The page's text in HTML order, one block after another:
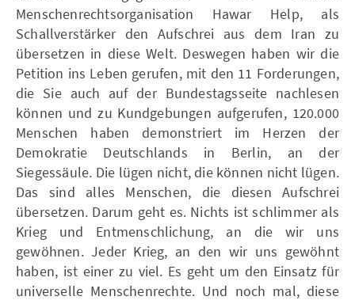
Menschenrechtsorganisation Hawar Help, als
Schallverstärker den Aufschrei aus dem Iran zu
übersetzen in diese Welt. Deswegen haben wir die
Petition ins Leben gerufen, mit den 11 Forderungen,
die Sie auch auf der Bundestagsseite nachlesen
können und zu Kundgebungen aufgerufen, 120.000
Menschen haben demonstriert im Herzen der
Demokratie Deutschlands in Berlin, an der
Siegessäule. Die lügen nicht, die können nicht lügen.
Das sind alles Menschen, die diesen Aufschrei
übersetzen. Darum geht es. Nichts ist schlimmer als
Krieg und Entmenschlichung, an die wir uns
gewöhnen. Jeder Krieg, an den wir uns gewöhnt
haben, ist einer zu viel. Es geht um den Einsatz für
universelle Menschenrechte. Und noch mal, diese